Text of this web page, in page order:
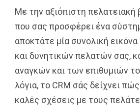
Με την αξιόπιστη
που σας προσφέρει ένα
αποκτάτε μία συνολική
και δυνητικών πελατών σας,
αναγκών και των επιθυμιών
λόγια, το CRM σάς δείχνει
καλές σχέσεις με τους